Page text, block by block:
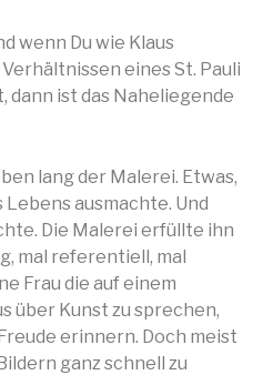
wenn Du wie Klaus
eines St. Pauli
dann ist das Naheliegende
lang der Malerei. Etwas,
ausmachte. Und
Die Malerei erfüllte ihn
mal referentiell, mal
Frau die auf einem
über Kunst zu sprechen,
erinnern. Doch meist
ganz schnell zu